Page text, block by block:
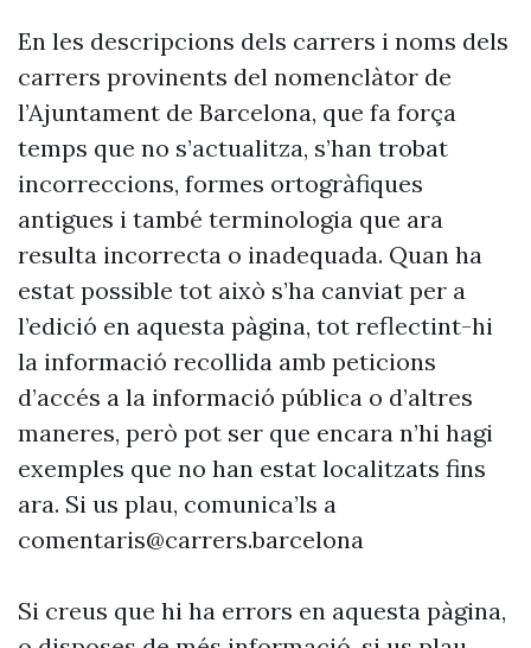
En les descripcions dels carrers i noms dels
carrers provinents del nomenclàtor de
l’Ajuntament de Barcelona, que fa força
temps que no s’actualitza, s’han trobat
incorreccions, formes ortogràfiques
antigues i també terminologia que ara
resulta incorrecta o inadequada. Quan ha
estat possible tot això s’ha canviat per a
l’edició en aquesta pàgina, tot reflectint-hi
la informació recollida amb peticions
d’accés a la informació pública o d’altres
maneres, però pot ser que encara n’hi hagi
exemples que no han estat localitzats fins
ara. Si us plau, comunica’ls a
comentaris@carrers.barcelona
Si creus que hi ha errors en aquesta pàgina,